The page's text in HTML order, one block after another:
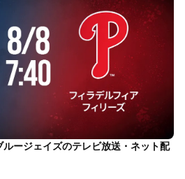
ルージェイズのテレビ放送・ネット配